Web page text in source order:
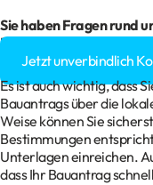
Sie haben Fragen rund
Baugenehmigung?
Jetzt unverbindlich
Es ist auch wichtig, dass
Bauantrags über die
Weise können Sie
Bestimmungen
Unterlagen einreichen.
dass Ihr Bauantrag